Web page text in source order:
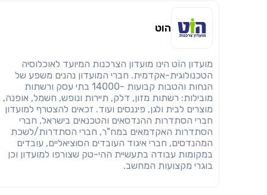
הוט
מועדון הוֹט הינו מועדון הצרכנות המיועד לאוכלוסיה
הטכנולוגית-אקדמית. חברי המועדון נהנים משפע של
הנחות והטבות קבועות -14000 בתי עסק ורשתות
מובילות: רשתות מזון, דלק, תיירות ונופש, חשמל, אופנה,
מוצרים לבית ולגן, פיננסים ועוד. זכאים להצטרף למועדון
חברי הסתדרות ההנדסאים והטכנאים בישראל, חברי
הסתדרות האקדמאים במח"ר, חברי הסתדרות/לשכת
המהנדסים, חברי איגוד העובדים הסוציאליים, עובדים
במקומות עבודה בתעשיית ההי-טק שצורפו למועדון וכן
בוגרי מקצועות המחשב.